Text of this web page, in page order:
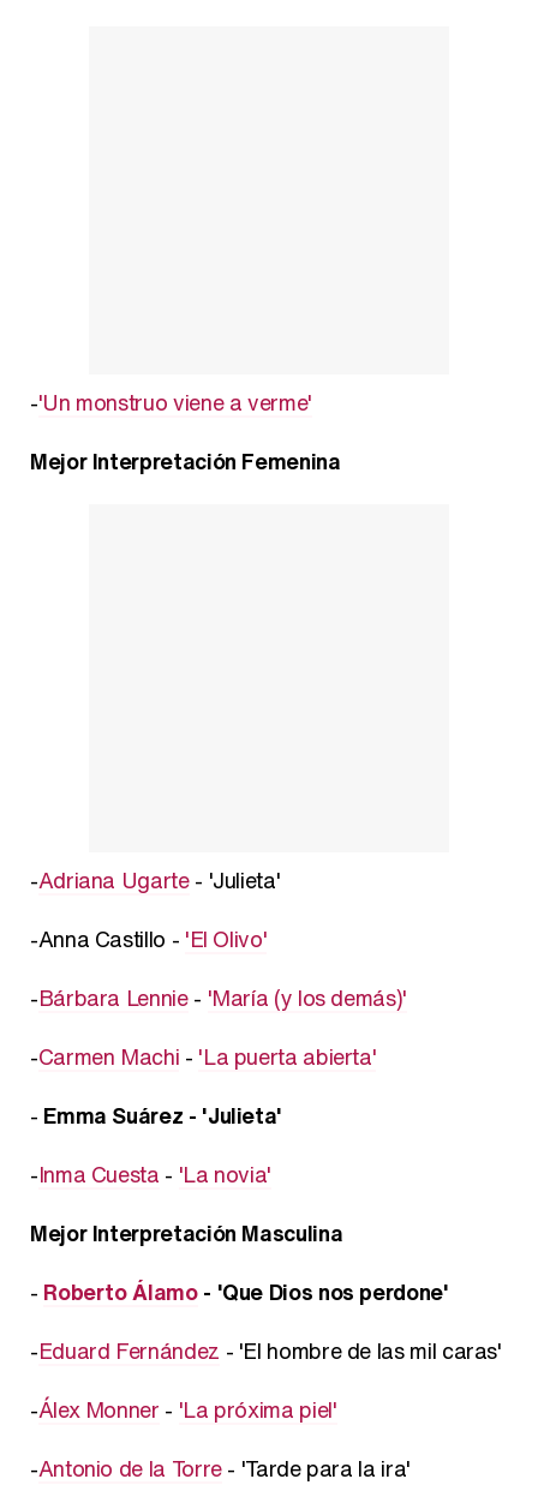
-'Un monstruo viene a verme'
Mejor Interpretación Femenina
-Adriana Ugarte- 'Julieta'
-Anna Castillo - 'El Olivo'
-Bárbara Lennie- 'María (y los demás)'
-Carmen Machi - 'La puerta abierta'
- Emma Suárez - 'Julieta'
-Inma Cuesta - 'La novia'
Mejor Interpretación Masculina
- Roberto Álamo- 'Que Dios nos perdone'
-Eduard Fernández - 'El hombre de las mil caras'
-Álex Monner - 'La próxima piel'
-Antonio de la Torre- 'Tarde para la ira'